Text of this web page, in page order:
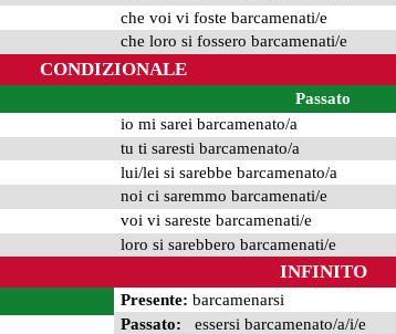
che voi vi foste barcamenati/e
che loro si fossero barcamenati/e
CONDIZIONALE
Passato
io mi sarei barcamenato/a
tu ti saresti barcamenato/a
lui/lei si sarebbe barcamenato/a
noi ci saremmo barcamenati/e
voi vi sareste barcamenati/e
loro si sarebbero barcamenati/e
INFINITO
Presente: barcamenarsi
Passato: essersi barcamenato/a/i/e